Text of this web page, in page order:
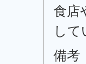
食店
して
備考